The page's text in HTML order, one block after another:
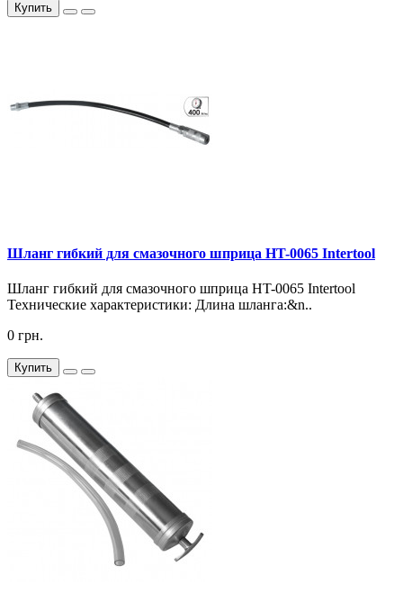
Купить
Шланг гибкий для смазочного шприца HT-0065 Intertool
Шланг гибкий для смазочного шприца HT-0065 Intertool
Технические характеристики: Длина шланга:&n..
0 грн.
Купить